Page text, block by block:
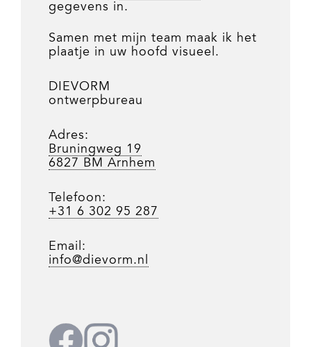
gegevens in.
Samen met mijn team maak ik het
plaatje in uw hoofd visueel.
DIEVORM
ontwerpbureau
Adres:
Bruningweg 19
6827 BM Arnhem
Telefoon:
+31 6 302 95 287
Email:
info@dievorm.nl